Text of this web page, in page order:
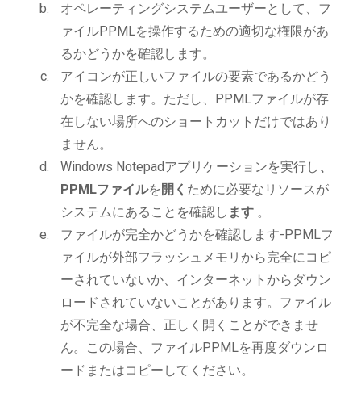
オペレーティングシステムユーザーとして、フ
ァイルPPMLを操作するための適切な権限があ
るかどうかを確認します。
アイコンが正しいファイルの要素であるかどう
かを確認します。ただし、PPMLファイルが存
在しない場所へのショートカットだけではあり
ません。
Windows Notepadアプリケーションを実行し、
PPMLファイルを 開く ために必要なリソースが
システムにあることを確認し ます 。
ファイルが完全かどうかを確認します-PPMLフ
ァイルが外部フラッシュメモリから完全にコピ
ーされていないか、インターネットからダウン
ロードされていないことがあります。ファイル
が不完全な場合、正しく開くことができませ
ん。この場合、ファイルPPMLを再度ダウンロ
ードまたはコピーしてください。